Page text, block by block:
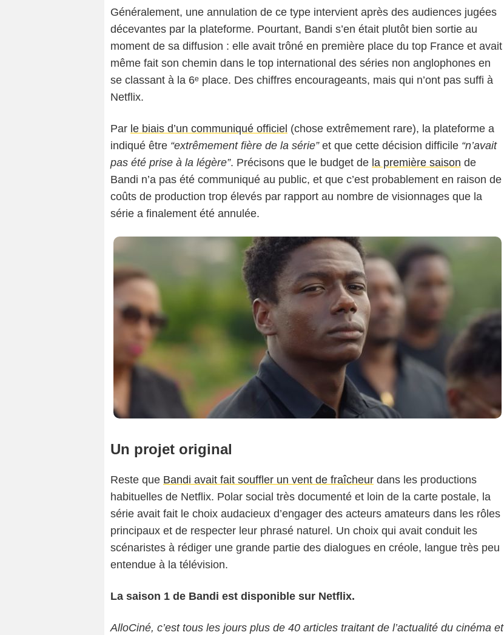
Généralement, une annulation de ce type intervient après des audiences jugées
décevantes par la plateforme. Pourtant, Bandi s’en était plutôt bien sortie au
moment de sa diffusion : elle avait trôné en première place du top France et avait
même fait son chemin dans le top international des séries non anglophones en
se classant à la 6ᵉ place. Des chiffres encourageants, mais qui n’ont pas suffi à
Netflix.
Par le biais d’un communiqué officiel (chose extrêmement rare), la plateforme a
indiqué être “extrêmement fière de la série”et que cette décision difficile “n’avait
pas été prise à la légère”. Précisons que le budget de la première saison de
Bandi n’a pas été communiqué au public, et que c’est probablement en raison de
coûts de production trop élevés par rapport au nombre de visionnages que la
série a finalement été annulée.
Netflix
Un projet original
Reste que Bandi avait fait souffler un vent de fraîcheur dans les productions
habituelles de Netflix. Polar social très documenté et loin de la carte postale, la
série avait fait le choix audacieux d’engager des acteurs amateurs dans les rôles
principaux et de respecter leur phrasé naturel. Un choix qui avait conduit les
scénaristes à rédiger une grande partie des dialogues en créole, langue très peu
entendue à la télévision.
La saison 1 de Bandi est disponible sur Netflix.
AlloCiné, c’est tous les jours plus de 40 articles traitant de l’actualité du cinéma et